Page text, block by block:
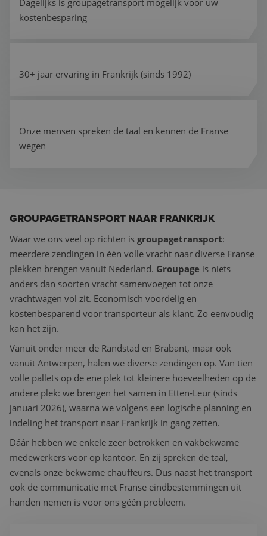
kostenbesparing
30+ jaar ervaring in Frankrijk (sinds 1992)
Onze mensen spreken de taal en kennen de Franse
wegen
GROUPAGETRANSPORT NAAR FRANKRIJK
Waar we ons veel op richten isgroupagetransport:
meerdere zendingen in één volle vracht naar diverse Franse
plekken brengen vanuit Nederland. Groupage is niets
anders dan soorten vracht samenvoegen tot onze
vrachtwagen vol zit. Economisch voordelig en
kostenbesparend voor transporteur als klant. Zo eenvoudig
kan het zijn.
Vanuit onder meer de Randstad en Brabant, maar ook
vanuit Antwerpen, halen we diverse zendingen op. Van tien
volle pallets op de ene plek tot kleinere hoeveelheden op de
andere plek: we brengen het samen in Etten-Leur (sinds
januari 2026), waarna we volgens een logische planning en
indeling het transport naar Frankrijk in gang zetten.
Dáár hebben we enkele zeer betrokken en vakbekwame
medewerkers voor op kantoor. En zij spreken de taal,
evenals onze bekwame chauffeurs. Dus naast het transport
ook de communicatie met Franse eindbestemmingen uit
handen nemen is voor ons géén probleem.